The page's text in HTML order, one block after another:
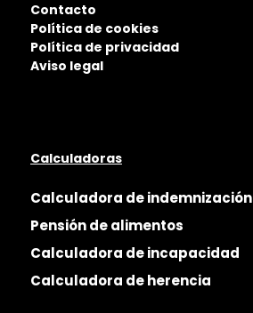
Contacto
Política de cookies
Política de privacidad
Aviso legal
Calculadoras
Calculadora de indemnización
Pensión de alimentos
Calculadora de incapacidad
Calculadora de herencia